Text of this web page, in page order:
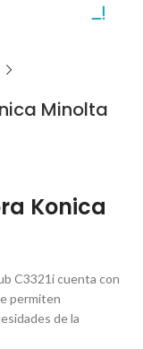
Minolta
Konica
C3321i cuenta con
permiten
de la